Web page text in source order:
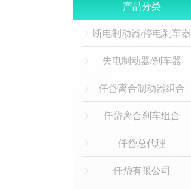
产品分类
断电制动器/停电刹车器
失电制动器/刹车器
仟岱离合制动器组合
仟岱离合刹车组合
仟岱总代理
仟岱有限公司